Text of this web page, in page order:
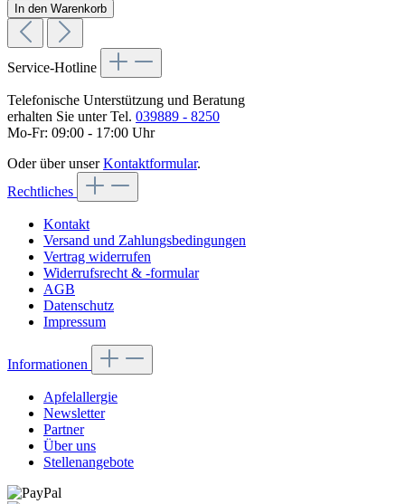
In den Warenkorb
Service-Hotline
Telefonische Unterstützung und Beratung
erhalten Sie unter Tel. 039889 - 8250
Mo-Fr: 09:00 - 17:00 Uhr
Oder über unserKontaktformular.
Rechtliches
Kontakt
Versand und Zahlungsbedingungen
Vertrag widerrufen
Widerrufsrecht & -formular
AGB
Datenschutz
Impressum
Informationen
Apfelallergie
Newsletter
Partner
Über uns
Stellenangebote